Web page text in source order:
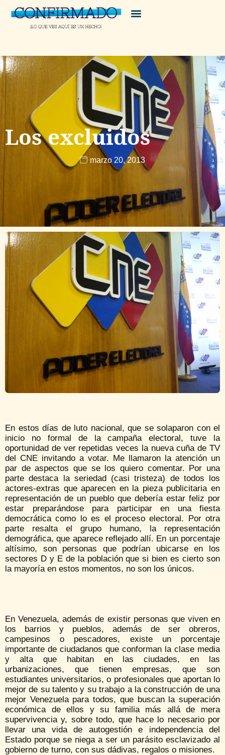
Los excluidos
marzo 20, 2013
En estos días de luto nacional, que se solaparon con el
inicio no formal de la campaña electoral, tuve la
oportunidad de ver repetidas veces la nueva cuña de TV
del CNE invitando a votar. Me llamaron la atención un
par de aspectos que se los quiero comentar. Por una
parte destaca la seriedad (casi tristeza) de todos los
actores-extras que aparecen en la pieza publicitaria en
representación de un pueblo que debería estar feliz por
estar preparándose para participar en una fiesta
democrática como lo es el proceso electoral. Por otra
parte resalta el grupo humano, la representación
demográfica, que aparece reflejado allí. En un porcentaje
altísimo, son personas que podrían ubicarse en los
sectores D y E de la población que si bien es cierto son
la mayoría en estos momentos, no son los únicos.
En Venezuela, además de existir personas que viven en
los barrios y pueblos, además de ser obreros,
campesinos o pescadores, existe un porcentaje
importante de ciudadanos que conforman la clase media
y alta que habitan en las ciudades, en las
urbanizaciones, que tienen empresas, que son
estudiantes universitarios, o profesionales que aportan lo
mejor de su talento y su trabajo a la construcción de una
mejor Venezuela para todos, que buscan la superación
económica de ellos y su familia más allá de mera
supervivencia y, sobre todo, que hace lo necesario por
llevar una vida de autogestión e independencia del
Estado porque se niega a ser un parásito esclavizado al
gobierno de turno, con sus dádivas, regalos o misiones.